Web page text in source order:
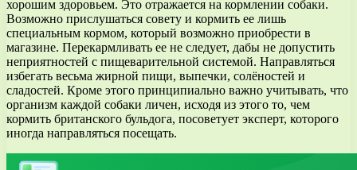
хорошим здоровьем. Это отражается на кормлении собаки.
Возможно прислушаться совету и кормить ее лишь
специальным кормом, который возможно приобрести в
магазине. Перекармливать ее не следует, дабы не допустить
неприятностей с пищеварительной системой. Направляться
избегать весьма жирной пищи, выпечки, солёностей и
сладостей. Кроме этого принципиально важно учитывать, что
организм каждой собаки личен, исходя из этого то, чем
кормить британского бульдога, посоветует эксперт, которого
иногда направляться посещать.